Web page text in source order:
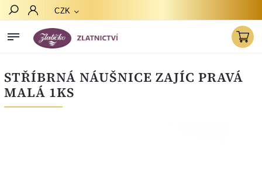
CZK
STŘÍBRNÁ NÁUŠNICE ZAJÍC PRAVÁ
MALÁ 1KS